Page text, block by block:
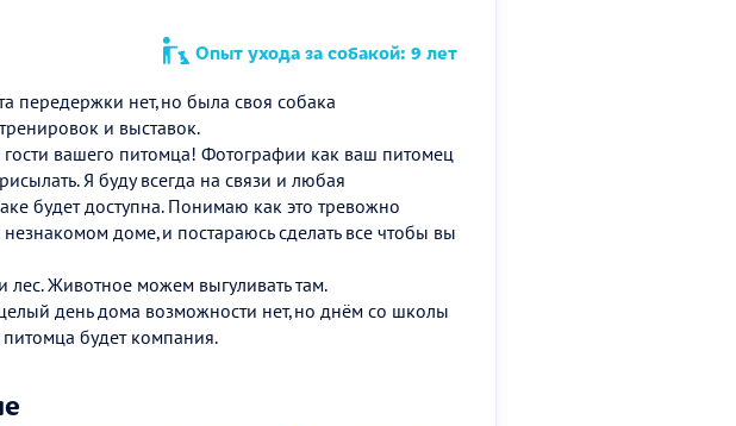
Опыт ухода за собакой: 9 лет
передержки нет,но была своя собака
и выставок.
вашего питомца! Фотографии как ваш питомец
Я буду всегда на связи и любая
будет доступна. Понимаю как это тревожно
доме,и постараюсь сделать все чтобы вы
лес. Животное можем выгуливать там.
день дома возможности нет,но днём со школы
будет компания.